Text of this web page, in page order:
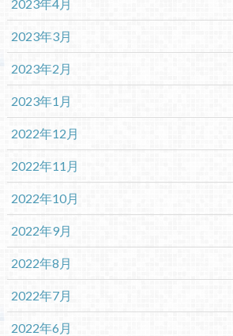
2023年4月
2023年3月
2023年2月
2023年1月
2022年12月
2022年11月
2022年10月
2022年9月
2022年8月
2022年7月
2022年6月